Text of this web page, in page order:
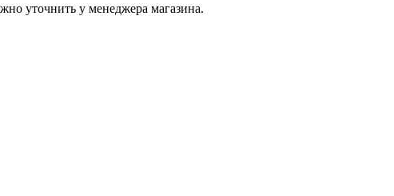
уточнить у менеджера магазина.